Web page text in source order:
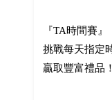
『TA時間賽』
挑戰每天指定
贏取豐富禮品！